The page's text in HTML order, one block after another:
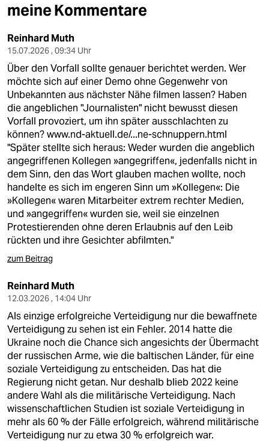
sport
berlin
nord
wahrheit
verlag
verlag
veranstaltungen
shop
fragen & hilfe
unterstützen
genossenschaft
epaper login
meine Kommentare
Reinhard Muth
15.07.2026 , 09:34 Uhr
Über den Vorfall sollte genauer berichtet werden. Wer
möchte sich auf einer Demo ohne Gegenwehr von
Unbekannten aus nächster Nähe filmen lassen? Haben
die angeblichen "Journalisten" nicht bewusst diesen
Vorfall provoziert, um ihn später ausschlachten zu
können?www.nd-aktuell.de/...ne-schnuppern.html
"Später stellte sich heraus: Weder wurden die angeblich
angegriffenen Kollegen »angegriffen«, jedenfalls nicht in
dem Sinn, den das Wort glauben machen wollte, noch
handelte es sich im engeren Sinn um »Kollegen«: Die
»Kollegen« waren Mitarbeiter extrem rechter Medien,
und »angegriffen« wurden sie, weil sie einzelnen
Protestierenden ohne deren Erlaubnis auf den Leib
rückten und ihre Gesichter abfilmten."
zum Beitrag
Reinhard Muth
12.03.2026 , 14:04 Uhr
Als einzige erfolgreiche Verteidigung nur die bewaffnete
Verteidigung zu sehen ist ein Fehler. 2014 hatte die
Ukraine noch die Chance sich angesichts der Übermacht
der russischen Arme, wie die baltischen Länder, für eine
soziale Verteidigung zu entscheiden. Das hat die
Regierung nicht getan. Nur deshalb blieb 2022 keine
andere Wahl als die militärische Verteidigung. Nach
wissenschaftlichen Studien ist soziale Verteidigung in
mehr als 60 % der Fälle erfolgreich, während militärische
Verteidigung nur zu etwa 30 % erfolgreich war.